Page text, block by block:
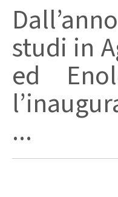
studi in
ed
...